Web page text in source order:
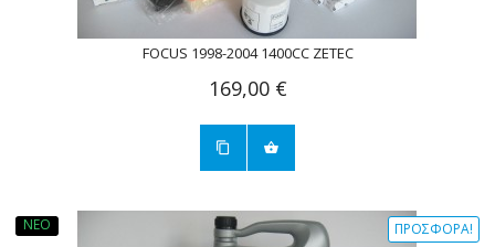
FOCUS 1998-2004 1400CC ZETEC
169,00 €
ΝΈΟ ΠΡΟΣΦΟΡΆ!